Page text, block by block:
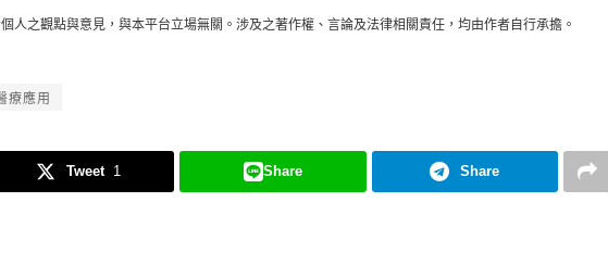
人之觀點與意見，與本平台立場無關。涉及之著作權、言論及法律相關責任，均由作者自行承擔。
療應用
Tweet 1 Share Share